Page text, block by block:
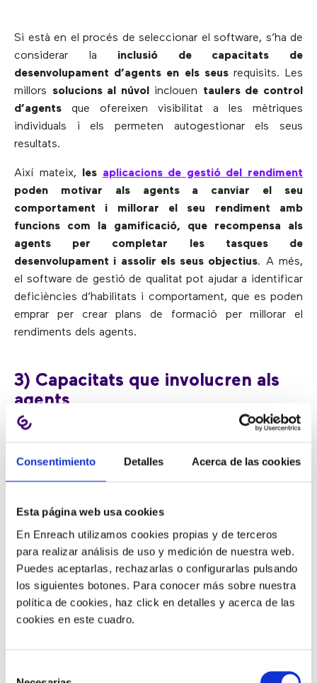
Consentimiento Detalles Acerca de las cookies
Esta página web usa cookies
En Enreach utilizamos cookies propias y de terceros
para realizar análisis de uso y medición de nuestra web.
Puedes aceptarlas, rechazarlas o configurarlas pulsando
los siguientes botones. Para conocer más sobre nuestra
política de cookies, haz click en detalles y acerca de las
cookies en este cuadro.
Si està en el procés de seleccionar el software, s’ha de
considerar la inclusió de capacitats de
desenvolupament d’agents en els seus requisits. Les
millors solucions al núvolinclouen taulers de control
d’agents que ofereixen visibilitat a les mètriques
individuals i els permeten autogestionar els seus
resultats.
Així mateix, les aplicacions de gestió del rendiment
poden motivar als agents a canviar el seu
comportament i millorar el seu rendiment amb
funcions com la gamificació, que recompensa als
agents per completar les tasques de
desenvolupament i assolir els seus objectius. A més,
el software de gestió de qualitat pot ajudar a identificar
deficiències d’habilitats i comportament, que es poden
emprar per crear plans de formació per millorar el
rendiments dels agents.
3) Capacitats que involucren als
agents
agents es comprometin més a ajudar a la seva
empresa a complir els seus objectius de CX i CLV
compromís és la capacitat de treballar des de casa.
Amb el software basat en la núvol, els agents només
necessiten un ordinador i una bona connexió a
Internet per podertreballar de forma remota.
Els teletreballadors apreciaran l’augment de l’equilibri
entre la feina i la seva vida personal, millorant així les
augmentar la participació dels agents, especialment